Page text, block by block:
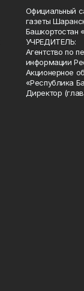
Официальный
газеты
Башкортостан
УЧРЕДИТЕЛЬ:
Агентство по
информации
Акционерное
«Республика
Директор